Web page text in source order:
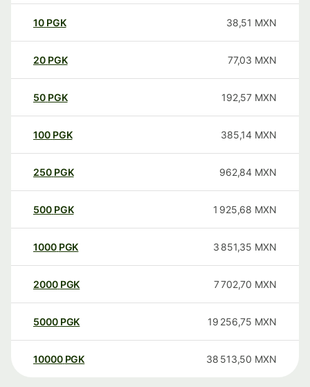
10 PGK 38,51 MXN
20 PGK 77,03 MXN
50 PGK 192,57 MXN
100 PGK 385,14 MXN
250 PGK 962,84 MXN
500 PGK 1 925,68 MXN
1000 PGK 3 851,35 MXN
2000 PGK 7 702,70 MXN
5000 PGK 19 256,75 MXN
10000 PGK 38 513,50 MXN